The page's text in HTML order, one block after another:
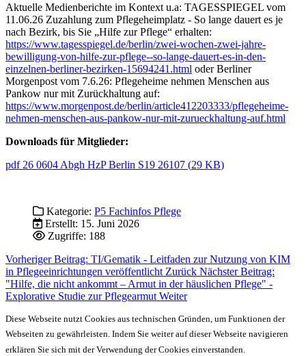
Aktuelle Medienberichte im Kontext u.a: TAGESSPIEGEL vom
11.06.26 Zuzahlung zum Pflegeheimplatz - So lange dauert es je
nach Bezirk, bis Sie „Hilfe zur Pflege“ erhalten:
https://www.tagesspiegel.de/berlin/zwei-wochen-zwei-jahre-
bewilligung-von-hilfe-zur-pflege--so-lange-dauert-es-in-den-
einzelnen-berliner-bezirken-15694241.html oder Berliner
Morgenpost vom 7.6.26: Pflegeheime nehmen Menschen aus
Pankow nur mit Zurückhaltung auf:
https://www.morgenpost.de/berlin/article412203333/pflegeheime-
nehmen-menschen-aus-pankow-nur-mit-zurueckhaltung-auf.html
Downloads für Mitglieder:
pdf26 0604 Abgh HzP Berlin S19 26107 (29 KB)
Kategorie: P5 Fachinfos Pflege
Erstellt: 15. Juni 2026
Zugriffe: 188
Vorheriger Beitrag: TI/Gematik - Leitfaden zur Nutzung von KIM
in Pflegeeinrichtungen veröffentlicht Zurück Nächster Beitrag:
"Hilfe, die nicht ankommt – Armut in der häuslichen Pflege" -
Explorative Studie zur Pflegearmut Weiter
Diese Webseite nutzt Cookies aus technischen Gründen, um Funktionen der
Webseiten zu gewährleisten. Indem Sie weiter auf dieser Webseite navigieren
erklären Sie sich mit der Verwendung der Cookies einverstanden.